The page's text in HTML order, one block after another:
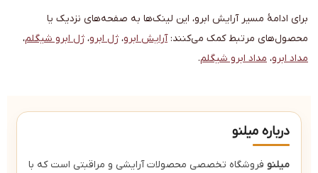
برای ادامهٔ مسیر آرایش ابرو، این لینک‌ها به صفحه‌های نزدیک یا
محصول‌های مرتبط کمک می‌کنند:آرایش ابرو، ژل ابرو، ژل ابرو شیگلم،
مداد ابرو، مداد ابرو شیگلم.
درباره میلنو
میلنو فروشگاه تخصصی محصولات آرایشی و مراقبتی است که با